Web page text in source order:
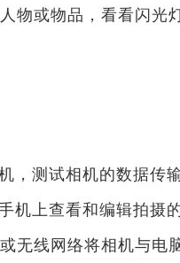
物或物品，看看闪光
，测试相机的数据传
机上查看和编辑拍摄
无线网络将相机与电